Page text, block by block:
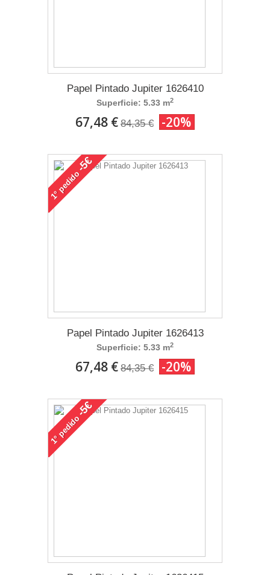
Papel Pintado Jupiter 1626410
Superficie: 5.33 m2
67,48 € 84,35 € -20%
1°
pedido
-5€
Papel Pintado Jupiter 1626413
Superficie: 5.33 m2
67,48 € 84,35 € -20%
1°
pedido
-5€